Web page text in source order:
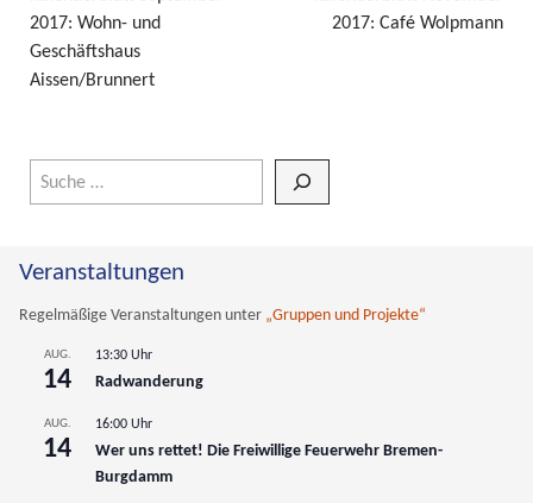
2017: Wohn- und
Geschäftshaus
Aissen/Brunnert
2017: Café Wolpmann
Veranstaltungen
Regelmäßige Veranstaltungen unter „Gruppen und Projekte“
AUG.
14
13:30 Uhr
Radwanderung
AUG.
14
16:00 Uhr
Wer uns rettet! Die Freiwillige Feuerwehr Bremen-
Burgdamm